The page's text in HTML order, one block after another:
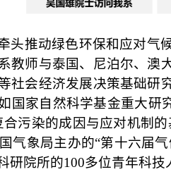
头推动绿色环保和应对气
教师与泰国、尼泊尔、
社会经济发展决策基础研
国家自然科学基金重大研
污染的成因与应对机制
气象局主办的“第十六届
研院所的100多位青年科